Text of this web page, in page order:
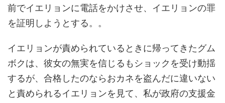
前でイエリョンに電話をかけさせ、イエリョンの罪
を証明しようとする。。
イエリョンが責められているときに帰ってきたグム
ボクは、彼女の無実を信じるもショックを受け動揺
するが、合格したのならおカネを盗んだに違いない
と責められるイエリョンを見て、私が政府の支援金